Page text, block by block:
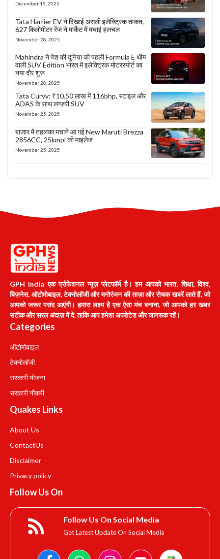
December 15, 2025
Tata Harrier EV ने दिखाई असली इलेक्ट्रिक ताकत,
627 किलोमीटर रेंज ने मार्केट में मचाई हलचल
November 28, 2025
Mahindra ने पेश की दुनिया की पहली Formula E थीम
वाली SUV Edition भारत में इलेक्ट्रिक मोटरस्पोर्ट का
नया दौर शुरू
November 28, 2025
Tata Curvv: ₹10.50 लाख में 116bhp, स्टाइल और
ADAS के साथ लग्ज़री SUV
November 25, 2025
बाजार में तहलका मचाने आ गई New Maruti Brezza
2856CC, 25kmpl की माइलेज
November 25, 2025
GPH India एक प्रोफेशनल न्यूज़ प्लेटफॉर्म है। हम आपको भारत, शिक्षा, विश्व,
बिज़नेस, ऑटोमोबाइल, टेक्नोलॉजी और मनोरंजन की ताज़ा और रोचक खबरें लाते हैं, जो
आपको जरूर पसंद आएंगी। हमारा लक्ष्य है एक ऐसा मंच बनाना, जो आपको हर खबर
सटीक और सरल अंदाज़ में दे, ताकि आप हमेशा अपडेटेड और जागरूक रहें।
Categories
ऑटोमोबाइल
टेक्नोलॉजी
सरकारी योजना
सरकारी नौकरी
Quakes Links
About Us
ContactUs
Disclaimer
Privacy policy
Follow Us On
Follow Us On Social Media
Get Latest Update On Social Media